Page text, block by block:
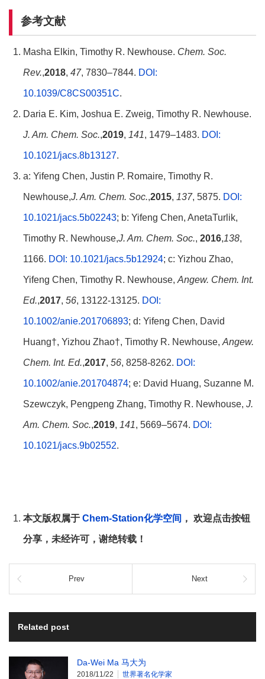
参考文献
Masha Elkin, Timothy R. Newhouse. Chem. Soc.
Rev.,2018, 47, 7830–7844. DOI:
10.1039/C8CS00351C.
Daria E. Kim, Joshua E. Zweig, Timothy R. Newhouse.
J. Am. Chem. Soc.,2019, 141, 1479–1483. DOI:
10.1021/jacs.8b13127.
a: Yifeng Chen, Justin P. Romaire, Timothy R.
Newhouse,J. Am. Chem. Soc.,2015, 137, 5875. DOI:
10.1021/jacs.5b02243; b: Yifeng Chen, AnetaTurlik,
Timothy R. Newhouse,J. Am. Chem. Soc., 2016,138,
1166. DOI: 10.1021/jacs.5b12924; c: Yizhou Zhao,
Yifeng Chen, Timothy R. Newhouse, Angew. Chem. Int.
Ed.,2017, 56, 13122-13125. DOI:
10.1002/anie.201706893; d: Yifeng Chen, David
Huang†, Yizhou Zhao†, Timothy R. Newhouse, Angew.
Chem. Int. Ed.,2017, 56, 8258-8262. DOI:
10.1002/anie.201704874; e: David Huang, Suzanne M.
Szewczyk, Pengpeng Zhang, Timothy R. Newhouse, J.
Am. Chem. Soc.,2019, 141, 5669–5674. DOI:
10.1021/jacs.9b02552.
本文版权属于 Chem-Station化学空间 ， 欢迎点击按钮
分享，未经许可，谢绝转载！
Prev Next
Related post
Da-Wei Ma 马大为
2018/11/22 世界著名化学家